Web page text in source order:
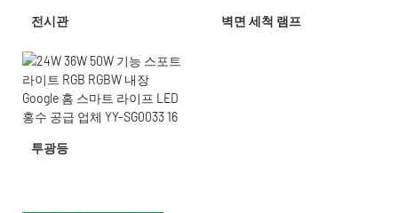
전시관 벽면 세척 램프
투광등